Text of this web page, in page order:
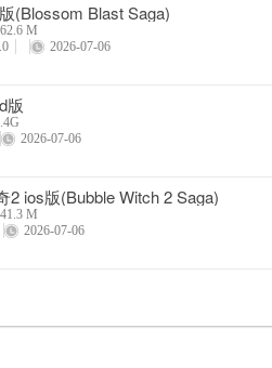
(Blossom Blast Saga)
M
2026-07-06
版
2026-07-06
2 ios版(Bubble Witch 2 Saga)
M
2026-07-06